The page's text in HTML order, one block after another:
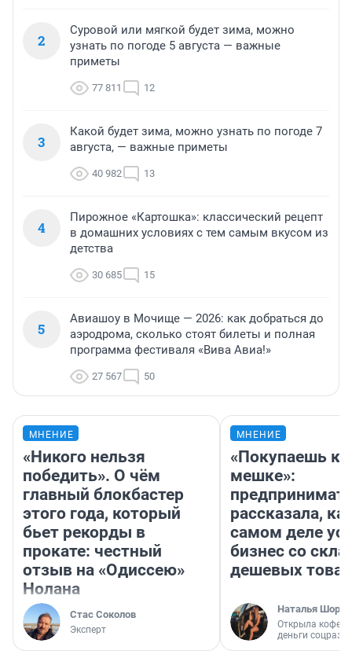
2
Суровой или мягкой будет зима, можно
узнать по погоде 5 августа — важные
приметы
77 811 12
3
Какой будет зима, можно узнать по погоде 7
августа, — важные приметы
40 982 13
4
Пирожное «Картошка»: классический рецепт
в домашних условиях с тем самым вкусом из
детства
30 685 15
5
Авиашоу в Мочище — 2026: как добраться до
аэродрома, сколько стоят билеты и полная
программа фестиваля «Вива Авиа!»
27 567 50
МНЕНИЕ
«Никого нельзя
победить». О чём
главный блокбастер
этого года, который
бьет рекорды в
прокате: честный
отзыв на «Одиссею»
Нолана
Стас Соколов
Эксперт
МНЕНИЕ
«Покупаешь
мешке»:
рассказала,
самом деле
бизнес со
дешевых
Наталья
Открыла
деньги